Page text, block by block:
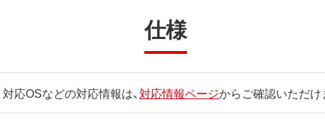
仕様
対応OSなどの対応情報は、対応情報ページからご確認いただけ